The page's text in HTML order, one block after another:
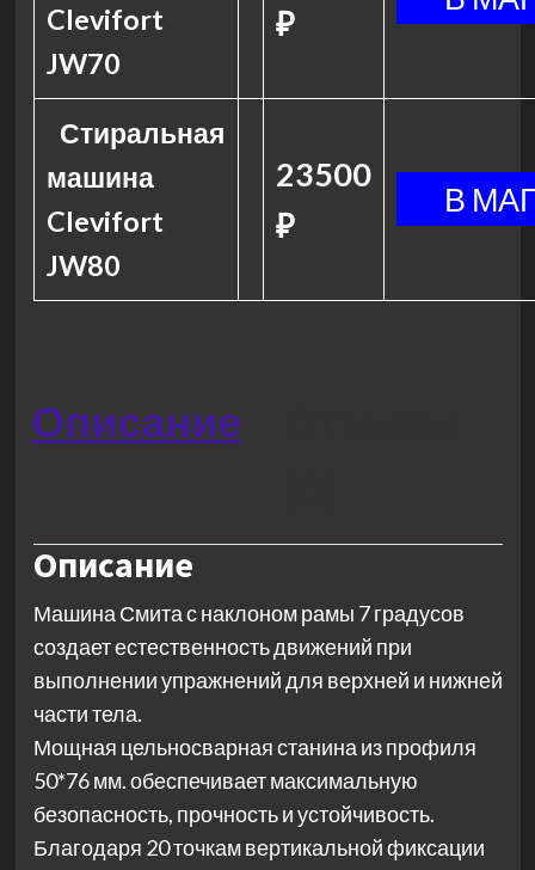
Clevifort
JW70
₽
Стиральная
машина
Clevifort
JW80
23500
₽
Описание
Описание
Машина Смита с наклоном рамы 7 градусов
создает естественность движений при
выполнении упражнений для верхней и нижней
части тела.
Мощная цельносварная станина из профиля
50*76 мм. обеспечивает максимальную
безопасность, прочность и устойчивость.
Благодаря 20 точкам вертикальной фиксации